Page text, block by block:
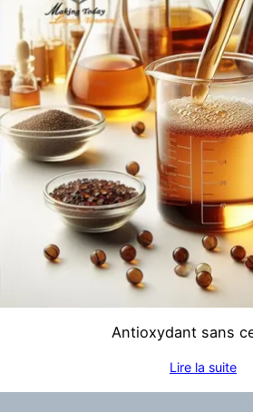
Antioxydant sans
Lire la suite